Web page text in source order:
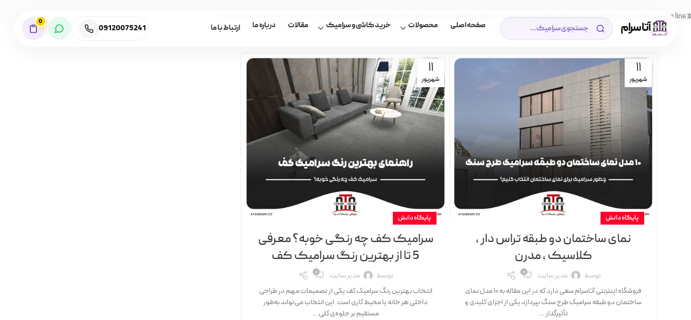
/home/h221388/public_html/wp-content/plugins/code-snippets/php/snippet-ops.php(663) : eval()'d code on line3
آتا سرام صفحه اصلی محصولات خرید کاشی و سرامیک مقالات درباره ما ارتباط با ما 09120075241
0
11
شهریور
پایگاه دانش
نمای ساختمان دو طبقه تراس دار ،
کلاسیک ، مدرن
توسط مدیر سایت 0
فروشگاه اینترنتی آتاسرام سعی دارد که در این مقاله به 10 مدل نمای
ساختمان دو طبقه سرامیک طرح سنگ بپردازد یکی از اجزای کلیدی و
تأثیرگذار ...
11
شهریور
پایگاه دانش
سرامیک کف چه رنگی خوبه؟ معرفی
5 تا از بهترین رنگ سرامیک کف
توسط مدیر سایت 0
انتخاب بهترین رنگ سرامیک کف یکی از تصمیمات مهم در طراحی
داخلی هر خانه یا محیط کاری است. این انتخاب می‌تواند به‌طور
مستقیم بر جلوه‌ی کلی...